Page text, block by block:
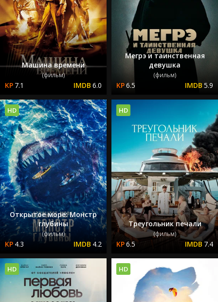
Машина времени
(фильм)
7.1 6.0
Мегрэ и таинственная
девушка
(фильм)
6.5 5.9
Открытое море: Монстр
глубины
(фильм)
4.3 4.2
HD
Треугольник печали
(фильм)
6.5 7.4
HD
HD HD